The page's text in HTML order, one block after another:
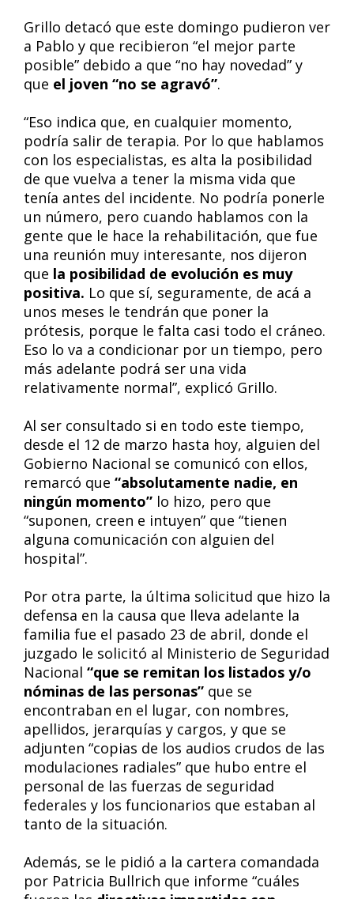
Grillo detacó que este domingo pudieron ver
a Pablo y que recibieron “el mejor parte
posible” debido a que “no hay novedad” y
que el joven “no se agravó”.
“Eso indica que, en cualquier momento,
podría salir de terapia. Por lo que hablamos
con los especialistas, es alta la posibilidad
de que vuelva a tener la misma vida que
tenía antes del incidente. No podría ponerle
un número, pero cuando hablamos con la
gente que le hace la rehabilitación, que fue
una reunión muy interesante, nos dijeron
que la posibilidad de evolución es muy
positiva. Lo que sí, seguramente, de acá a
unos meses le tendrán que poner la
prótesis, porque le falta casi todo el cráneo.
Eso lo va a condicionar por un tiempo, pero
más adelante podrá ser una vida
relativamente normal”, explicó Grillo.
Al ser consultado si en todo este tiempo,
desde el 12 de marzo hasta hoy, alguien del
Gobierno Nacional se comunicó con ellos,
remarcó que “absolutamente nadie, en
ningún momento” lo hizo, pero que
“suponen, creen e intuyen” que “tienen
alguna comunicación con alguien del
hospital”.
Por otra parte, la última solicitud que hizo la
defensa en la causa que lleva adelante la
familia fue el pasado 23 de abril, donde el
juzgado le solicitó al Ministerio de Seguridad
Nacional “que se remitan los listados y/o
nóminas de las personas” que se
encontraban en el lugar, con nombres,
apellidos, jerarquías y cargos, y que se
adjunten “copias de los audios crudos de las
modulaciones radiales” que hubo entre el
personal de las fuerzas de seguridad
federales y los funcionarios que estaban al
tanto de la situación.
Además, se le pidió a la cartera comandada
por Patricia Bullrich que informe “cuáles